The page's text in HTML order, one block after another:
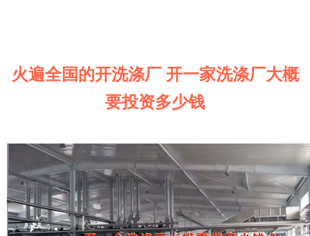
火遍全国的开洗涤厂 开一家洗涤厂大概
要投资多少钱